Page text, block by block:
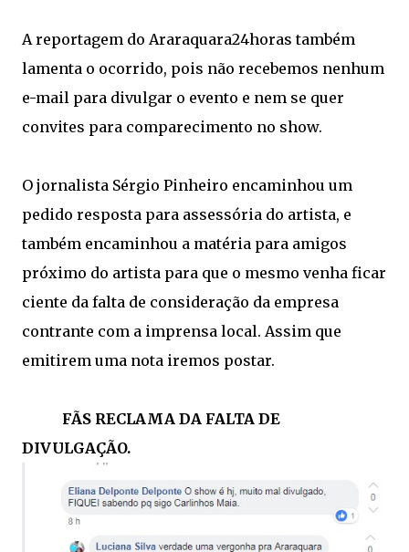
A reportagem do Araraquara24horas também
lamenta o ocorrido, pois não recebemos nenhum
e-mail para divulgar o evento e nem se quer
convites para comparecimento no show.
O jornalista Sérgio Pinheiro encaminhou um
pedido resposta para assessória do artista, e
também encaminhou a matéria para amigos
próximo do artista para que o mesmo venha ficar
ciente da falta de consideração da empresa
contrante com a imprensa local. Assim que
emitirem uma nota iremos postar.
FÃS RECLAMA DA FALTA DE
DIVULGAÇÃO.